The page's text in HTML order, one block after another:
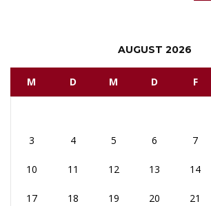
AUGUST 2026
M D M D F
3 4 5 6 7
10 11 12 13 14
17 18 19 20 21